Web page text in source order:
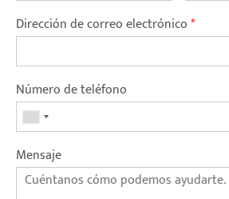
Dirección de correo electrónico*
Número de teléfono
Mensaje